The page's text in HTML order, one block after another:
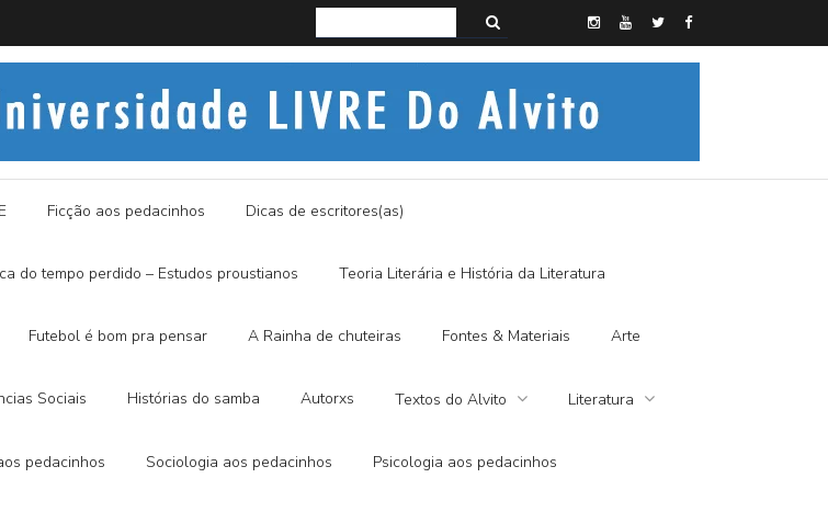
Histórias do Alvito – A FRALDA DE PANO E A DITADURA DIGITAL
Ficção aos pedacinhos Dicas de escritores(as)
do tempo perdido – Estudos proustianos Teoria Literária e História da Literatura
Futebol é bom pra pensar A Rainha de chuteiras Fontes & Materiais Arte
Sociais Histórias do samba Autorxs Textos do Alvito Literatura
pedacinhos Sociologia aos pedacinhos Psicologia aos pedacinhos